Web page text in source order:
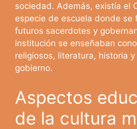
sociedad. Además, existía el
especie de escuela donde se
futuros sacerdotes y
institución se enseñaban
religiosos, literatura, historia
gobierno.
Aspectos
de la cultura